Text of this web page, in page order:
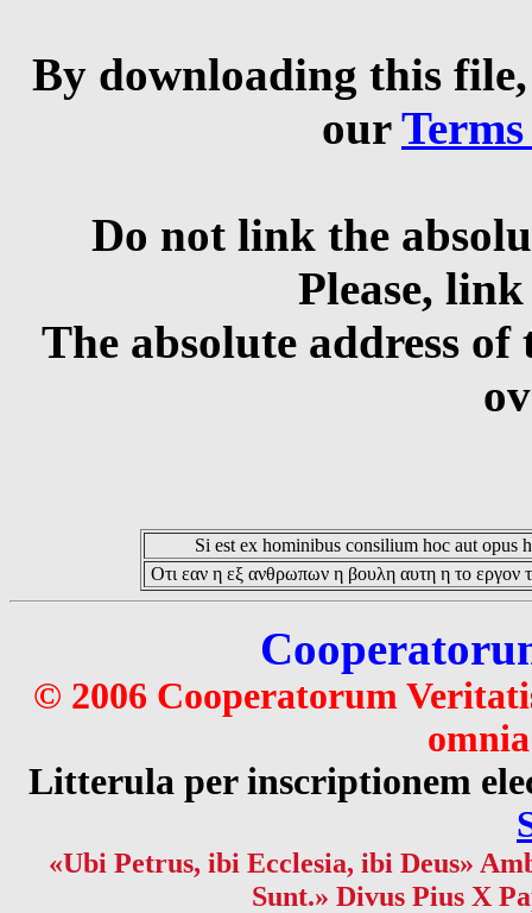
By downloading this
our
Do not link the
Please,
The absolute address
Si est ex hominibus consilium hoc aut opus
Οτι εαν η εξ ανθρωπων η βουλη αυτη η το εργον
© 2006 Cooperatorum
Litterula per inscriptionem
«Ubi Petrus, ibi Ecclesia, ibi Deus»
Sunt.» Divus Pius X